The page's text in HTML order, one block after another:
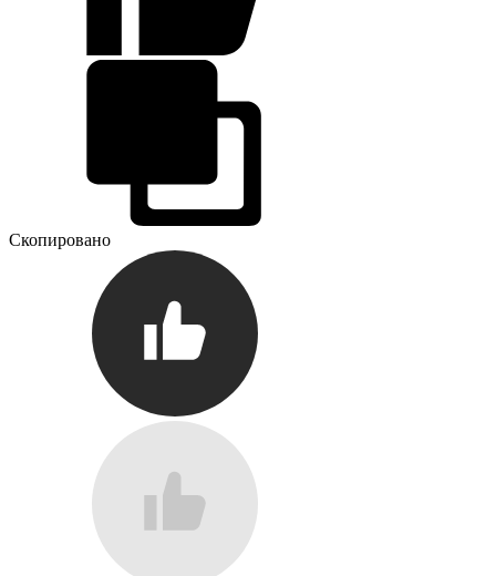
Скопировано